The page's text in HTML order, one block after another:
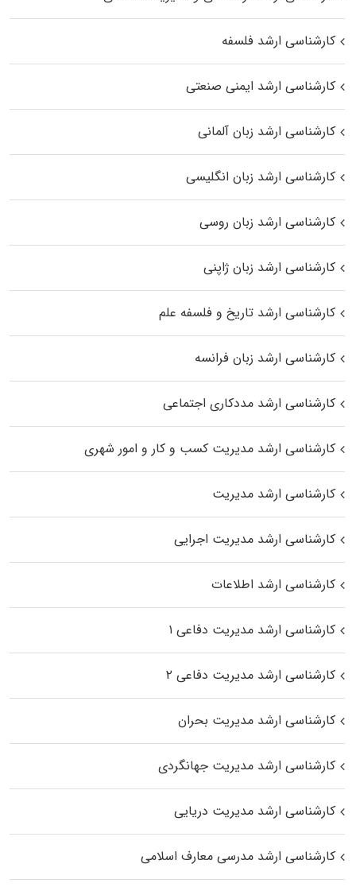
کارشناسی ارشد فلسفه
کارشناسی ارشد ایمنی صنعتی
کارشناسی ارشد زبان آلمانی
کارشناسی ارشد زبان انگلیسی
کارشناسی ارشد زبان روسی
کارشناسی ارشد زبان ژاپنی
کارشناسی ارشد تاریخ و فلسفه علم
کارشناسی ارشد زبان فرانسه
کارشناسی ارشد مددکاری اجتماعی
کارشناسی ارشد مدیریت کسب و کار و امور شهری
کارشناسی ارشد مدیریت
کارشناسی ارشد مدیریت اجرایی
کارشناسی ارشد اطلاعات
کارشناسی ارشد مدیریت دفاعی ۱
کارشناسی ارشد مدیریت دفاعی ۲
کارشناسی ارشد مدیریت بحران
کارشناسی ارشد مدیریت جهانگردی
کارشناسی ارشد مدیریت دریایی
کارشناسی ارشد مدرسی معارف اسلامی